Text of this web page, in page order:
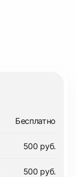
Бесплатно
500 руб.
500 руб.